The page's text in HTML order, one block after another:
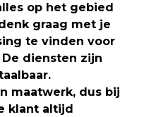
op het gebied
graag met je
te vinden voor
diensten zijn
maatwerk, dus bij
klant altijd